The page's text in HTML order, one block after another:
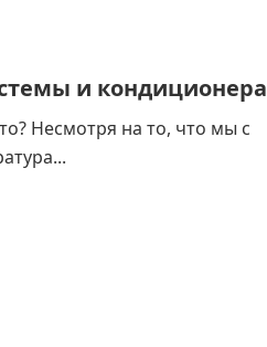
и кондиционера
Несмотря на то, что мы с